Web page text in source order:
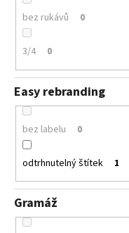
bez rukávů 0
3/4 0
Easy rebranding
bez labelu 0
odtrhnutelný štítek 1
Gramáž